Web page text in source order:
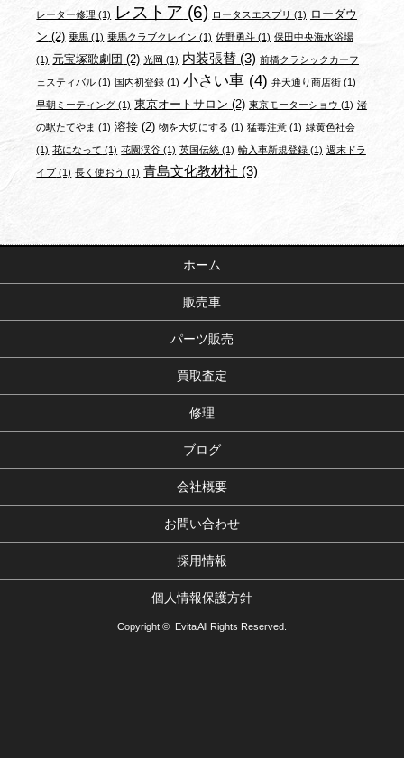
レーター修理 (1) レストア (6) ロータスエスプリ (1) ローダウ
ン (2) 乗馬 (1) 乗馬クラブクレイン (1) 佐野勇斗 (1) 保田中央海水浴場
(1) 元宝塚歌劇団 (2) 光岡 (1) 内装張替 (3) 前橋クラシックカーフ
ェスティバル (1) 国内初登録 (1) 小さい車 (4) 弁天通り商店街(1)
早朝ミーティング (1) 東京オートサロン (2) 東京モーターショウ (1) 渚
の駅たてやま (1) 溶接 (2) 物を大切にする (1) 猛毒注意 (1) 緑黄色社会
(1) 花になって (1) 花園渓谷 (1) 英国伝統 (1) 輸入車新規登録(1) 週末ドラ
イブ (1) 長く使おう (1) 青島文化教材社 (3)
ホーム
販売車
パーツ販売
買取査定
修理
ブログ
会社概要
お問い合わせ
採用情報
個人情報保護方針
Copyright © Evita All Rights Reserved.